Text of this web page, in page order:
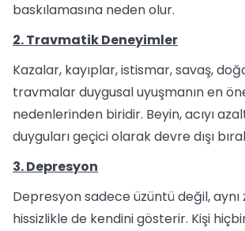
baskılamasına neden olur.
2. Travmatik Deneyimler
Kazalar, kayıplar, istismar, savaş,
travmalar duygusal uyuşmanın en
nedenlerinden biridir. Beyin, acıyı
duyguları geçici olarak devre dışı
3. Depresyon
Depresyon sadece üzüntü değil,
hissizlikle de kendini gösterir. Kişi